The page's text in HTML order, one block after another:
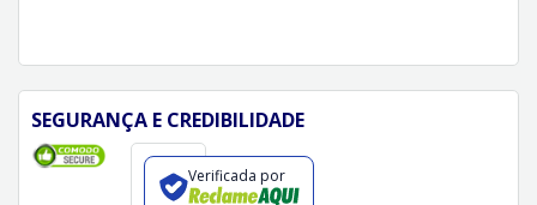
SEGURANÇA E CREDIBILIDADE
Verificada por